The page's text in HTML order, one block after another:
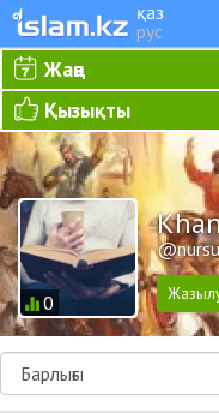
қаз
рус
Жаңа
Қызықты
0